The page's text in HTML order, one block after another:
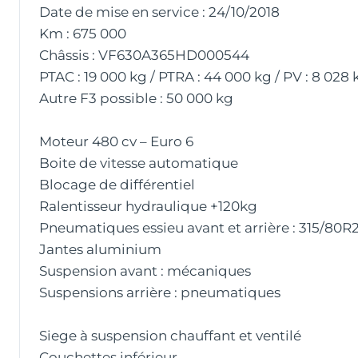
Date de mise en service : 24/10/2018
Km : 675 000
Châssis : VF630A365HD000544
PTAC : 19 000 kg / PTRA : 44 000 kg / PV : 8 028
Autre F3 possible : 50 000 kg
Moteur 480 cv – Euro 6
Boite de vitesse automatique
Blocage de différentiel
Ralentisseur hydraulique +120kg
Pneumatiques essieu avant et arrière : 315/
Jantes aluminium
Suspension avant : mécaniques
Suspensions arrière : pneumatiques
Siege à suspension chauffant et ventilé